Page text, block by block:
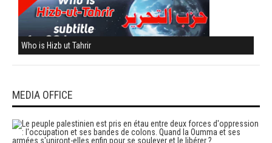
Who is Hizb ut Tahrir
MEDIA OFFICE